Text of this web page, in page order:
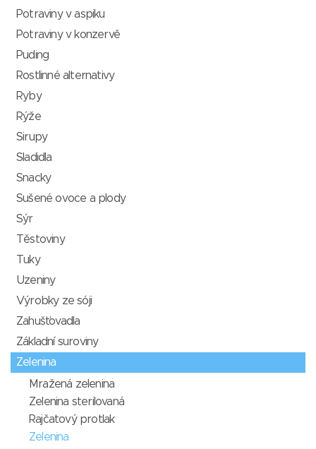
Potraviny v aspiku
Potraviny v konzervě
Puding
Rostlinné alternativy
Ryby
Rýže
Sirupy
Sladidla
Snacky
Sušené ovoce a plody
Sýr
Těstoviny
Tuky
Uzeniny
Výrobky ze sóji
Zahušťovadla
Základní suroviny
Zelenina
Mražená zelenina
Zelenina sterilovaná
Rajčatový protlak
Zelenina